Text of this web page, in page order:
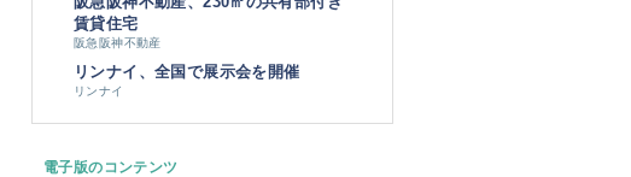
賃貸住宅
阪急阪神不動産
リンナイ、全国で展示会を開催
リンナイ
電子版のコンテンツ